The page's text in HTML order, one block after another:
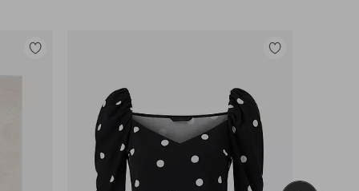
Lisää
Lisää